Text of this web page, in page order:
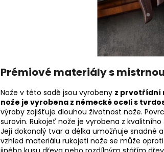
Prémiové materiály s
Nože v této sadě jsou vyrobeny z prvotřídní
nože je vyrobena z německé oceli s
výroby zajišťuje dlouhou životnost nože.
surovin. Rukojeť nože je vyrobena z
Její dokonalý tvar a délka umožňuje snadné
vzhled materiálu rukojeti nože se může